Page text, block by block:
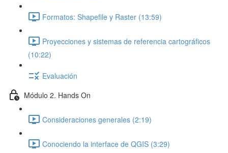
Formatos: Shapefile y Raster (13:59)
Proyecciones y sistemas de referencia cartográficos
(10:22)
Evaluación
Módulo 2. Hands On
Consideraciones generales (2:19)
Conociendo la interface de QGIS (3:29)